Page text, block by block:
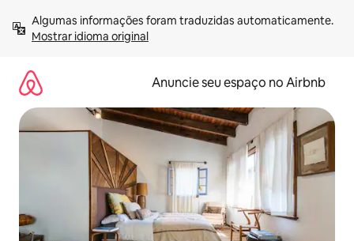
para
Mostrar idioma original
Anuncie seu espaço no Airbnb